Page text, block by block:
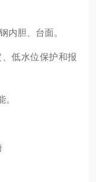
内胆、台面。
低水位保护和报